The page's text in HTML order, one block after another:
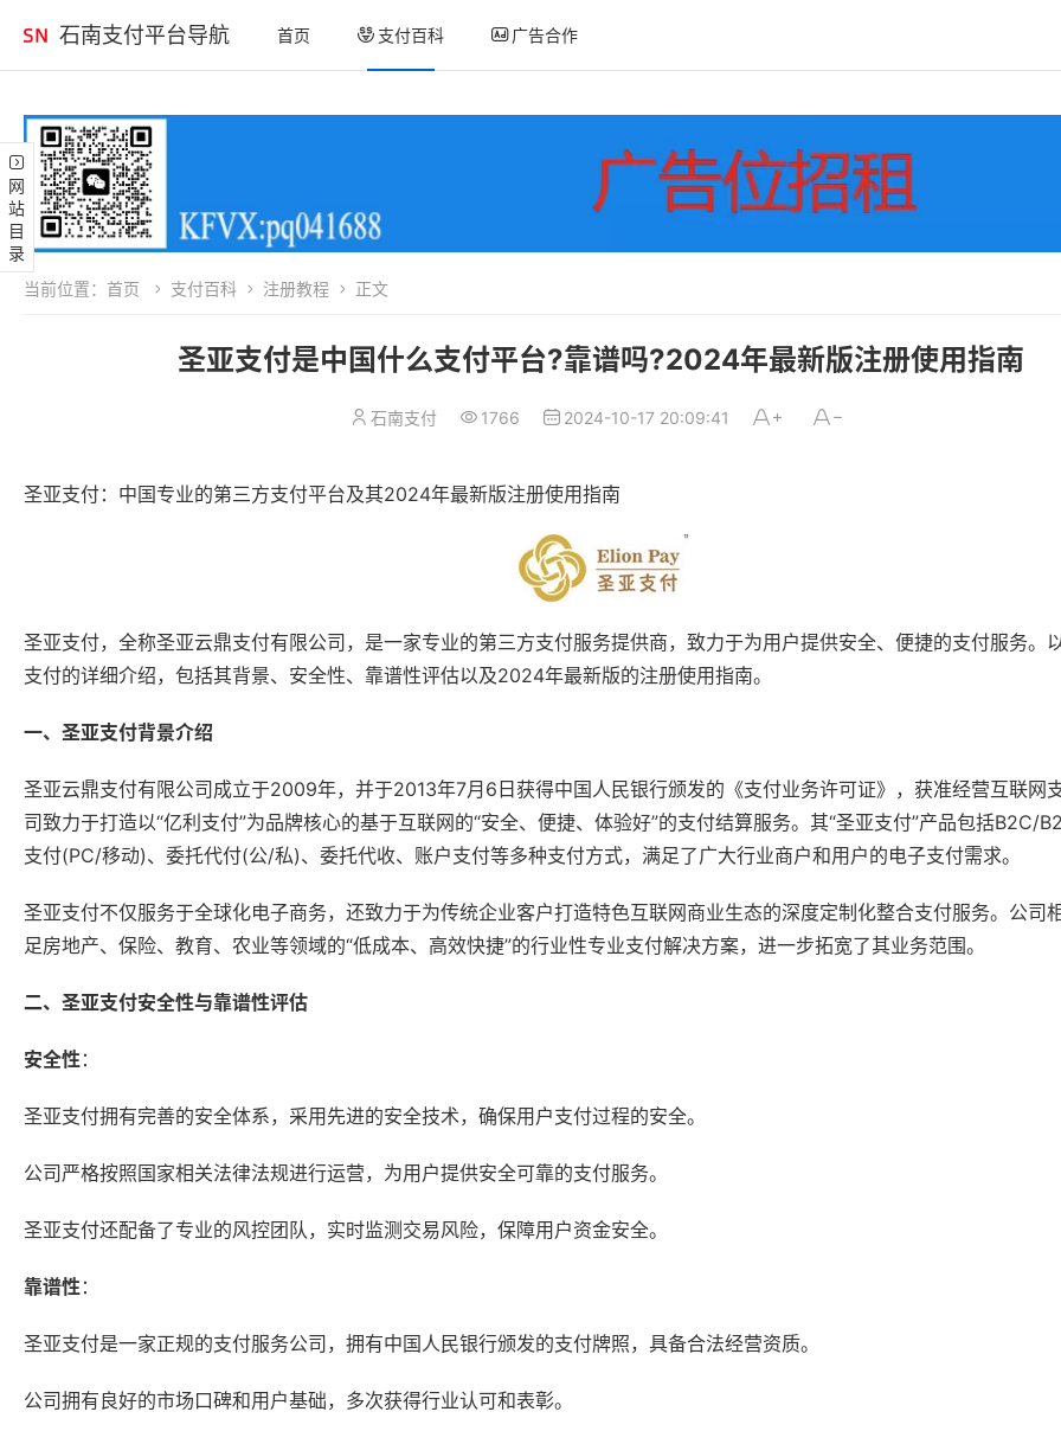
石南支付平台导航 首页 支付百科 广告合作
网站目录
当前位置： 首页 支付百科 注册教程 正文
圣亚支付是中国什么支付平台?靠谱吗?2024年最新版注册使用指南
石南支付 1766 2024-10-17 20:09:41
圣亚支付：中国专业的第三方支付平台及其2024年最新版注册使用指南
圣亚支付，全称圣亚云鼎支付有限公司，是一家专业的第三方支付服务提供商，致力于为用户提供安全、便捷的支付服务。
支付的详细介绍，包括其背景、安全性、靠谱性评估以及2024年最新版的注册使用指南。
一、圣亚支付背景介绍
圣亚云鼎支付有限公司成立于2009年，并于2013年7月6日获得中国人民银行颁发的《支付业务许可证》，获准经营互联网
司致力于打造以“亿利支付”为品牌核心的基于互联网的“安全、便捷、体验好”的支付结算服务。其“圣亚支付”产品包括B2C/
支付(PC/移动)、委托代付(公/私)、委托代收、账户支付等多种支付方式，满足了广大行业商户和用户的电子支付需求。
圣亚支付不仅服务于全球化电子商务，还致力于为传统企业客户打造特色互联网商业生态的深度定制化整合支付服务。公司
足房地产、保险、教育、农业等领域的“低成本、高效快捷”的行业性专业支付解决方案，进一步拓宽了其业务范围。
二、圣亚支付安全性与靠谱性评估
安全性 ：
圣亚支付拥有完善的安全体系，采用先进的安全技术，确保用户支付过程的安全。
公司严格按照国家相关法律法规进行运营，为用户提供安全可靠的支付服务。
圣亚支付还配备了专业的风控团队，实时监测交易风险，保障用户资金安全。
靠谱性 ：
圣亚支付是一家正规的支付服务公司，拥有中国人民银行颁发的支付牌照，具备合法经营资质。
公司拥有良好的市场口碑和用户基础，多次获得行业认可和表彰。